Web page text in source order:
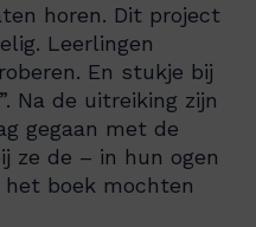
horen. Dit project
Leerlingen
En stukje bij
Na de uitreiking zijn
gegaan met de
ze de – in hun ogen
boek mochten